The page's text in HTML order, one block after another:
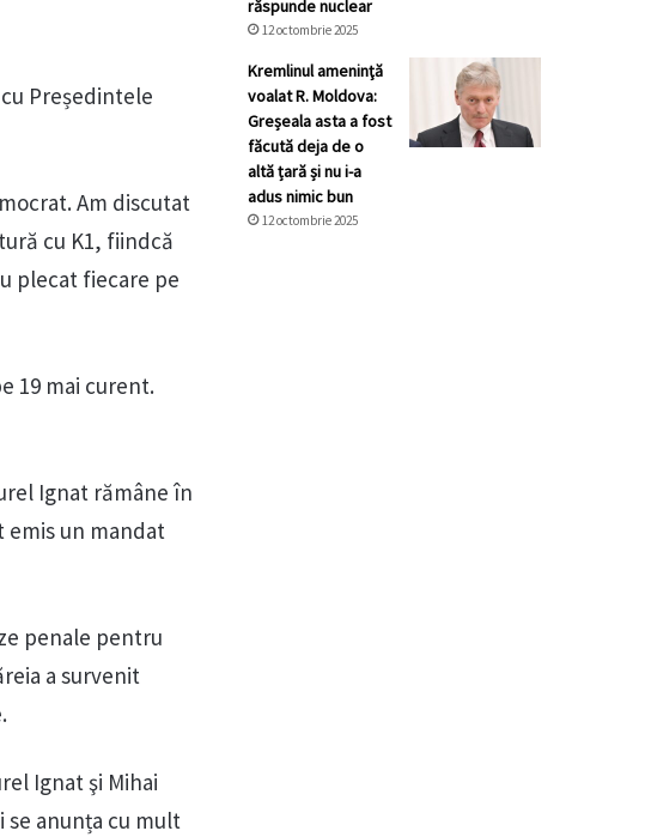
Președintele
Am discutat
cu K1, fiindcă
plecat fiecare pe
19 mai curent.
Ignat rămâne în
emis un mandat
penale pentru
a survenit
Ignat şi Mihai
se anunța cu mult
răspunde nuclear
12 octombrie 2025
Kremlinul ameninţă
voalat R. Moldova:
Greșeala asta a fost
făcută deja de o
altă țară și nu i-a
adus nimic bun
12 octombrie 2025